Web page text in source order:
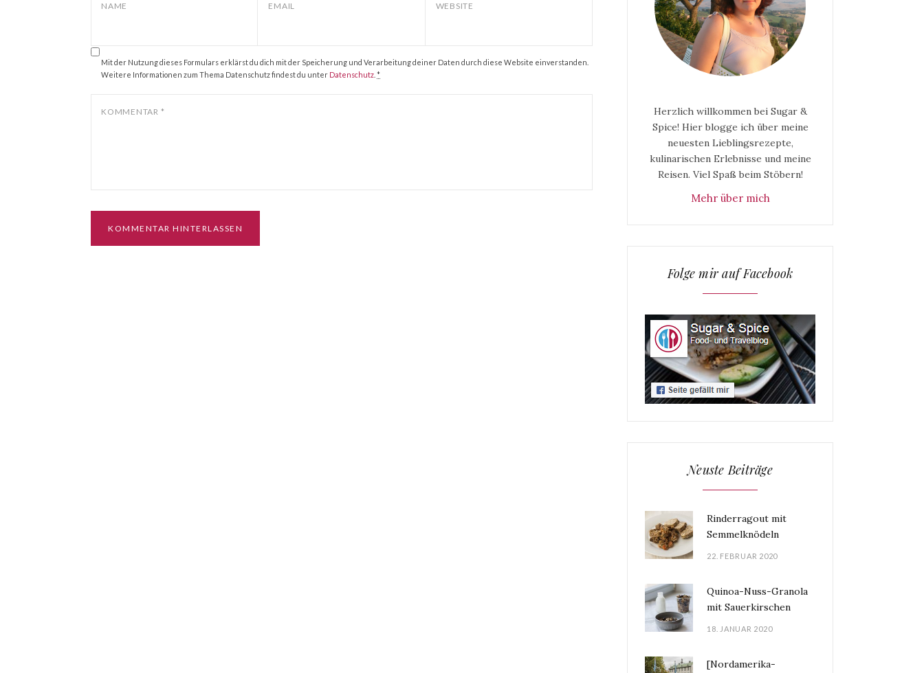
NAME EMAIL WEBSITE
Mit der Nutzung dieses Formulars erklärst du dich mit der Speicherung und Verarbeitung deiner Daten durch diese Website einverstanden.
Weitere Informationen zum Thema Datenschutz findest du unter Datenschutz *
KOMMENTAR *
Herzlich willkommen bei Sugar &
Spice! Hier blogge ich über meine
neuesten Lieblingsrezepte,
kulinarischen Erlebnisse und meine
Reisen. Viel Spaß beim Stöbern!
Mehr über mich
Folge mir auf Facebook
Neuste Beiträge
Rinderragout mit
Semmelknödeln
22. FEBRUAR 2020
Quinoa-Nuss-Granola
mit Sauerkirschen
18. JANUAR 2020
[Nordamerika-